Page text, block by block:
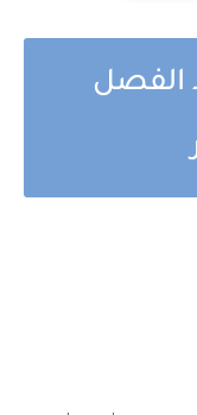
الفصل